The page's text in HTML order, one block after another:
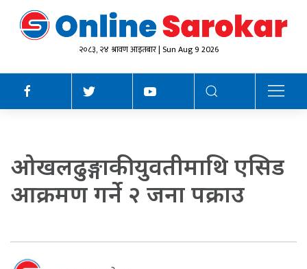
२०८३, २४ श्रावण आइतबार | Sun Aug 9 2026
ओखलढुङ्गाकी युवतीमाथि एसिड
आक्रमण गर्ने २ जना पक्राउ